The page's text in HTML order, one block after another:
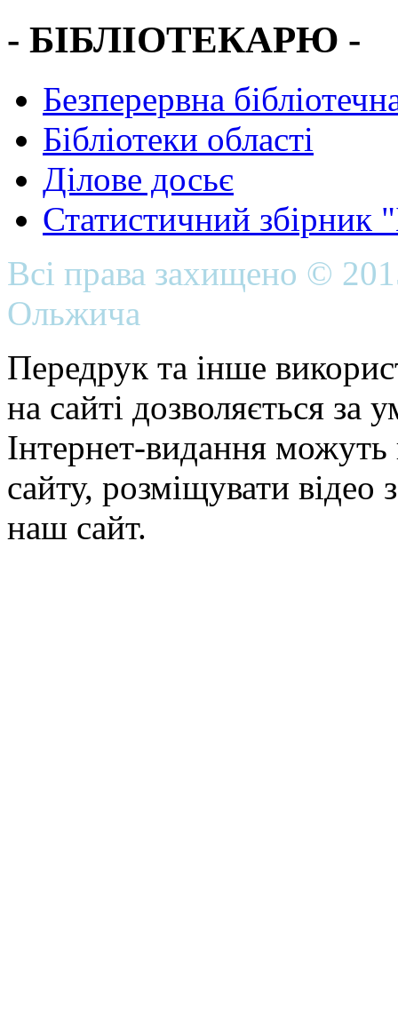
- БІБЛІОТЕКАРЮ -
Безперервна
Бібліотеки області
Ділове досьє
Статистичний
Всі права захищено ©
Ольжича
Передрук та інше
на сайті дозволяється
Інтернет-видання можуть
сайту, розміщувати відео
наш сайт.